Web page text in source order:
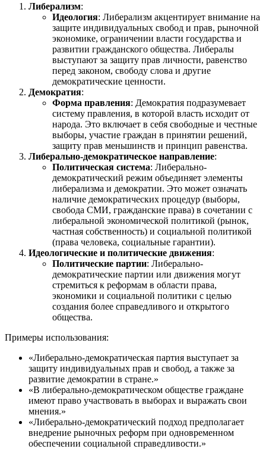
Либерализм:
Идеология: Либерализм акцентирует внимание на
защите индивидуальных свобод и прав, рыночной
экономике, ограничении власти государства и
развитии гражданского общества. Либералы
выступают за защиту прав личности, равенство
перед законом, свободу слова и другие
демократические ценности.
Демократия:
Форма правления: Демократия подразумевает
систему правления, в которой власть исходит от
народа. Это включает в себя свободные и честные
выборы, участие граждан в принятии решений,
защиту прав меньшинств и принцип равенства.
Либерально-демократическое направление:
Политическая система: Либерально-
демократический режим объединяет элементы
либерализма и демократии. Это может означать
наличие демократических процедур (выборы,
свобода СМИ, гражданские права) в сочетании с
либеральной экономической политикой (рынок,
частная собственность) и социальной политикой
(права человека, социальные гарантии).
Идеологические и политические движения:
Политические партии: Либерально-
демократические партии или движения могут
стремиться к реформам в области права,
экономики и социальной политики с целью
создания более справедливого и открытого
общества.
Примеры использования:
«Либерально-демократическая партия выступает за
защиту индивидуальных прав и свобод, а также за
развитие демократии в стране.»
«В либерально-демократическом обществе граждане
имеют право участвовать в выборах и выражать свои
мнения.»
«Либерально-демократический подход предполагает
внедрение рыночных реформ при одновременном
обеспечении социальной справедливости.»